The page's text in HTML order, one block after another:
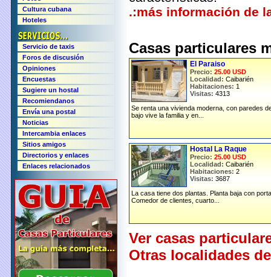
.:más información de
Casas particulares
El Paraiso
Precio: 25.00 USD
Localidad: Caibarién
Habitaciones: 1
Visitas: 4313
Se renta una vivienda moderna, con paredes
bajo vive la familia y en...
Hostal La Raque
Precio: 25.00 USD
Localidad: Caibarién
Habitaciones: 2
Visitas: 3687
La casa tiene dos plantas. Planta baja con
Comedor de clientes, cuarto...
Ver casas
Otras localidades
Cultura cubana
Hoteles
Servicio de taxis
Foros de discusión
Opiniones
Encuestas
Sugiere un hostal
Recomiendanos
Envía una postal
Noticias
Intercambia enlaces
Sitios amigos
Directorios y enlaces
Enlaces relacionados